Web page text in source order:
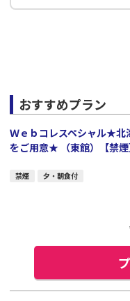
おすすめプラン
Ｗｅｂコレスペシャル★北
をご用意★ （東館）【禁
禁煙 夕・朝食付